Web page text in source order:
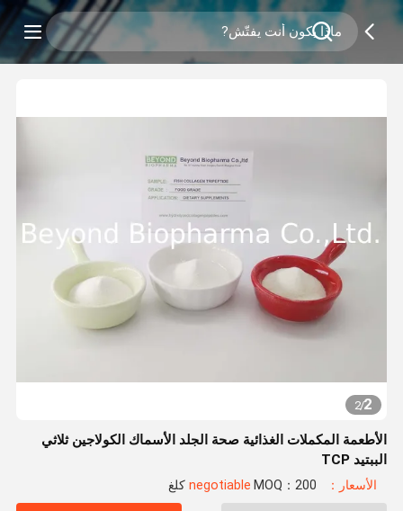
2
/
2
الأطعمة المكملات الغذائية صحة الجلد الأسماك الكولاجين ثلاثي
الببتيد TCP
الأسعار：negotiable MOQ：200 كلغ